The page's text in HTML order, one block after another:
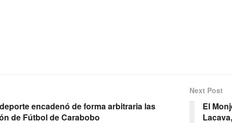
encadenó de forma arbitraria las
de Fútbol de Carabobo
Next Post
El